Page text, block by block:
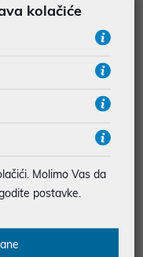
66,36€
kolačiće
Molimo Vas da
postavke.